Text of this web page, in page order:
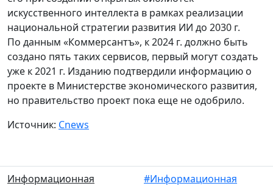
искусственного интеллекта в рамках реализации
национальной стратегии развития ИИ до 2030 г.
По данным «Коммерсантъ», к 2024 г. должно быть
создано пять таких сервисов, первый могут создать
уже к 2021 г. Изданию подтвердили информацию о
проекте в Министерстве экономического развития,
но правительство проект пока еще не одобрило.
Источник: Cnews
Информационная
#Информационная